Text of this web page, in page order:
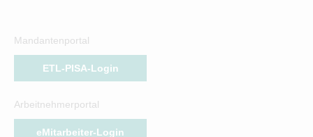
Mandantenportal
ETL-PISA-Login
Arbeitnehmerportal
eMitarbeiter-Login